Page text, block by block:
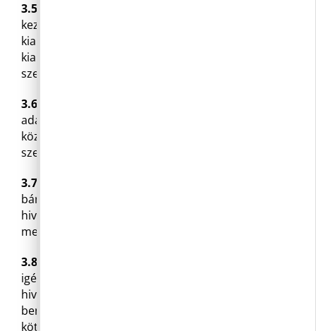
3.5
kezelő köztisztviselő, tisztségviselő teljesíti, a
kiadmányozásra a mindenkor érvényes
kiadmányozási szabályzatokban foglalt előírások
szerint kerül sor.
3.6
adatszolgáltatásra jogosult illetőleg az köteles
köztisztviselőnek az iratkezelési szabályok
szerint.
3.7
bármely dolgozójánál beterjeszthető, melyet a
hivatal dolgozója írásba foglal a Szabályzat
mellékletét képző igénybejelentő lap kitöltésével.
3.8
igényeket elektronikus úton a
hivatal@pilisborosjeno.hu e-mail címre lehet
benyújtani. A Hivatal minden dolgozója
köteles a Hivatal bármely más e-mail címére